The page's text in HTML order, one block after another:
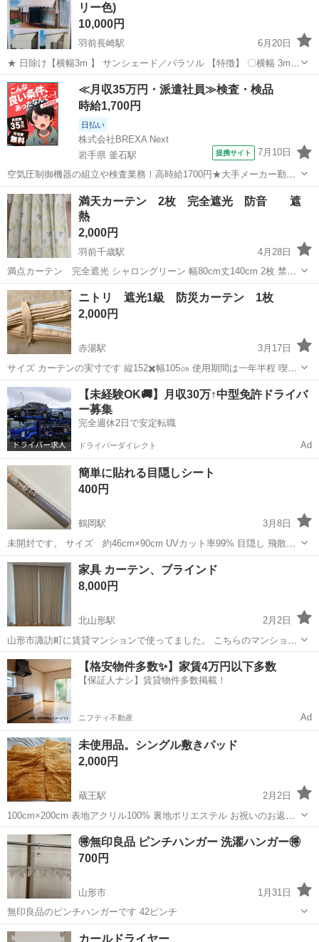
リー色)
10,000円
羽前長崎駅
6月20日
★ 日除け【横幅3m 】 サンシェード／パラソル 【特徴】 〇横幅 3mで
南面 西日に最適 〇ハンドル操作で角度自由＆格納 〇日除け＆雨よけ
／サンシェード 〇オーニング、雨よけ 〇撥水加工＆UVカット 〇手...
山形 東村山郡 羽前長崎駅 カーテン、ブラインド
パラソル
≪月収35万円・派遣社員≫検査・検品
時給1,700円
日払い
株式会社BREXA Next
岩手県 釜石駅
提携サイト 7月10日
空気圧制御機器の組立や検査業務！高時給1700円★大手メーカー勤
務！嬉しい寮費無料！ワンルーム寮完備★マイカー通勤OK＆工場敷地
内に無料駐車場あり★！《岩手県釜石市》 人気の工場のお仕事 ◇空気
圧制御機器（シリンダ、バルブ...
岩手 釜石市 釜石駅
満天カーテン 2枚 完全遮光 防音 遮
熱
2,000円
羽前千歳駅
4月28日
満点カーテン 完全遮光 シャロングリーン 幅80cm丈140cm 2枚 禁
煙、ペットなしです
山形 山形市 羽前千歳駅 カーテン、ブラインド
カーテン
ニトリ 遮光1級 防災カーテン 1枚
2,000円
赤湯駅
3月17日
サイズ カーテンの実寸です 縦152✖️幅105㎝ 使用期間は一年半程 喫煙
者なし 遮光1級で、厚手のしっかりした生地です きれいな状態です ★
まとめ買いでお値引きあり★
山形 南陽市 赤湯駅 カーテン、ブラインド カーテン
【未経験OK🚚】月収30万↑中型免許ドライバ
ー募集
完全週休2日で安定転職
ドライバーダイレクト Ad
簡単に貼れる目隠しシート
400円
鶴岡駅
3月8日
未開封です。 サイズ 約46cm×90cm UVカット率99% 目隠し 飛散防
止 繰り返し貼ってはがせる
山形 鶴岡市 鶴岡駅 カーテン、ブラインド
家具 カーテン、ブラインド
8,000円
北山形駅
2月2日
山形市諏訪町に賃貸マンションで使ってました。 こちらのマンション
は天井がとても高い為、特注で入居時に購入しました。今回退去する
事になりましたので同じマンションの方や他で使える方いましたはど
うぞ😊✨
山形 山形市 北山形駅 カーテン、ブラインド カーテン
【格安物件多数✨】家賃4万円以下多数
【保証人ナシ】賃貸物件多数掲載！
ニフティ不動産 Ad
未使用品。シングル敷きパッド
2,000円
蔵王駅
2月2日
100cm×200cm 表地アクリル100% 裏地ポリエステル お祝いのお返し
でいただいたのですが、 未使用で箱に入れたまま保管していたそうで
す。 部分的にシミがあります。 ご理解のある方宜しくお願いしま
す。
山形 上山市 蔵王駅 カーテン、ブラインド パッド
🉐無印良品 ピンチハンガー 洗濯ハンガー🉐
700円
山形市
1月31日
無印良品のピンチハンガーです 42ピンチ
山形 山形市 カーテン、ブラインド
カールドライヤー